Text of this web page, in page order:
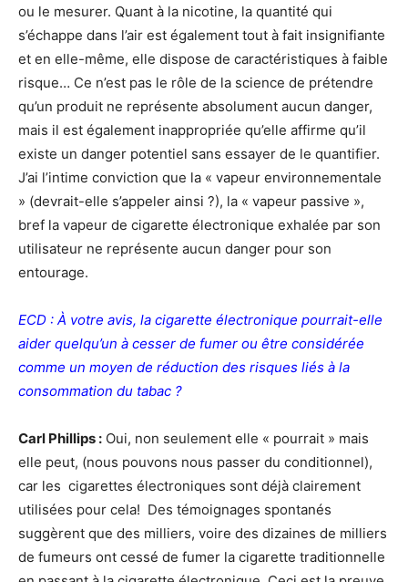
ou le mesurer. Quant à la nicotine, la quantité qui
s’échappe dans l’air est également tout à fait insignifiante
et en elle-même, elle dispose de caractéristiques à faible
risque… Ce n’est pas le rôle de la science de prétendre
qu’un produit ne représente absolument aucun danger,
mais il est également inappropriée qu’elle affirme qu’il
existe un danger potentiel sans essayer de le quantifier.
J’ai l’intime conviction que la « vapeur environnementale
» (devrait-elle s’appeler ainsi ?), la « vapeur passive »,
bref la vapeur de cigarette électronique exhalée par son
utilisateur ne représente aucun danger pour son
entourage.
ECD : À votre avis, la cigarette électronique pourrait-elle
aider quelqu’un à cesser de fumer ou être considérée
comme un moyen de réduction des risques liés à la
consommation du tabac ?
Carl Phillips : Oui, non seulement elle « pourrait » mais
elle peut, (nous pouvons nous passer du conditionnel),
car les cigarettes électroniques sont déjà clairement
utilisées pour cela! Des témoignages spontanés
suggèrent que des milliers, voire des dizaines de milliers
de fumeurs ont cessé de fumer la cigarette traditionnelle